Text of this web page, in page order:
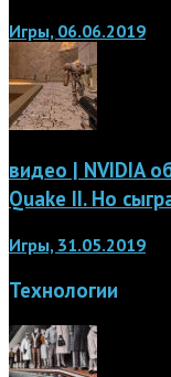
Игры, 06.06.2019
видео | NVIDIA
Quake II. Но
Игры, 31.05.2019
Технологии